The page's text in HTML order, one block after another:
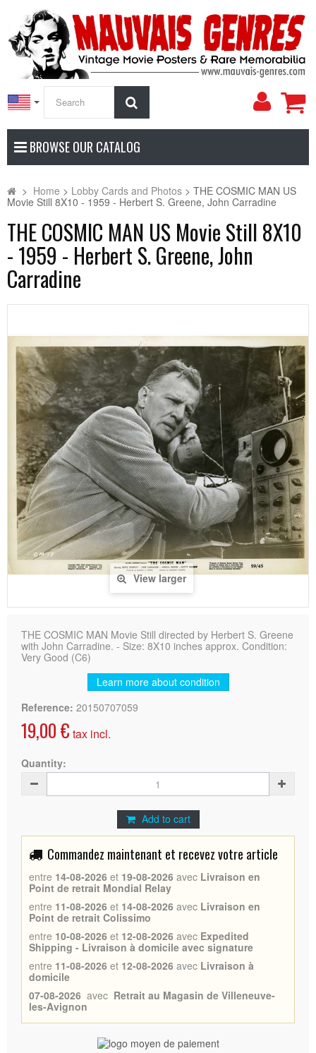
My
BROWSE OUR CATALOG
> Home > Lobby Cards and Photos > THE COSMIC MAN US
Movie Still 8X10 - 1959 - Herbert S. Greene, John Carradine
THE COSMIC MAN US Movie Still 8X10
- 1959 - Herbert S. Greene, John
Carradine
View larger
THE COSMIC MAN Movie Still directed by Herbert S. Greene
with John Carradine. - Size: 8X10 inches approx. Condition:
Very Good (C6)
Learn more about condition
Reference: 20150707059
19,00 € tax incl.
Quantity:
Add to cart
Commandez maintenant et recevez votre article
entre 14-08-2026 et 19-08-2026 avec Livraison en
Point de retrait Mondial Relay
entre 11-08-2026 et 14-08-2026 avec Livraison en
Point de retrait Colissimo
entre 10-08-2026 et 12-08-2026 avec Expedited
Shipping - Livraison à domicile avec signature
entre 11-08-2026 et 12-08-2026 avec Livraison à
domicile
07-08-2026 avec Retrait au Magasin de Villeneuve-
les-Avignon